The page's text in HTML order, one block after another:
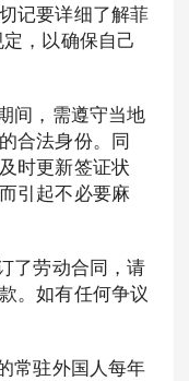
记要详细了解菲
，以确保自己
间，需遵守当地
合法身份。同
时更新签证状
引起不必要麻
了劳动合同，请
。如有任何争议
常驻外国人每年